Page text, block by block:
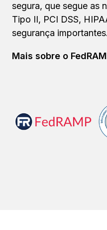
segura, que segue as
Tipo II, PCI DSS,
segurança importantes.
Mais sobre o